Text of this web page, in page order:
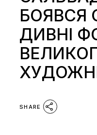
БОЯВСЯ
ДИВНІ
SHARE